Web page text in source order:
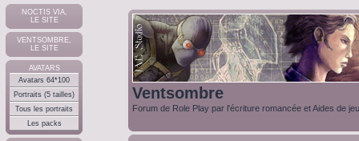
NOCTIS VIA,
LE SITE
VENTSOMBRE,
LE SITE
AVATARS
Avatars 64*100
Portraits (5 tailles)
Tous les portraits
Les packs
Ventsombre
Forum de Role Play par l'écriture romancée et Aides de